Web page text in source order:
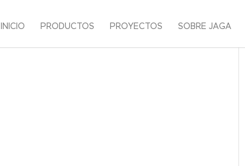
INICIO PRODUCTOS PROYECTOS SOBRE JAGA